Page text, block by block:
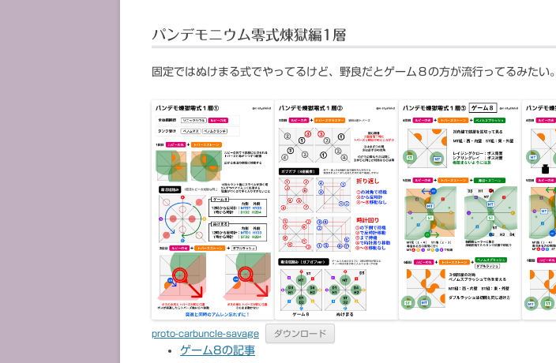
パンデモニウム零式煉獄編1層
固定ではぬけまる式でやってるけど、野良だとゲーム８の方が流行ってるみたい。
proto-carbuncle-savage ダウンロード
ゲーム8の記事